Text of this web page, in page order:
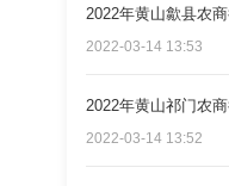
2022年黄山歙县农
2022-03-14 13:53
2022年黄山祁门农
2022-03-14 13:52